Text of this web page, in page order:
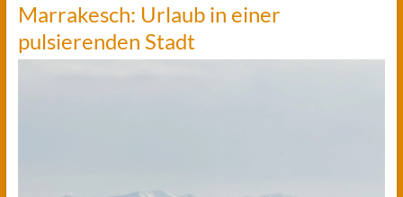
Marrakesch: Urlaub in einer
pulsierenden Stadt